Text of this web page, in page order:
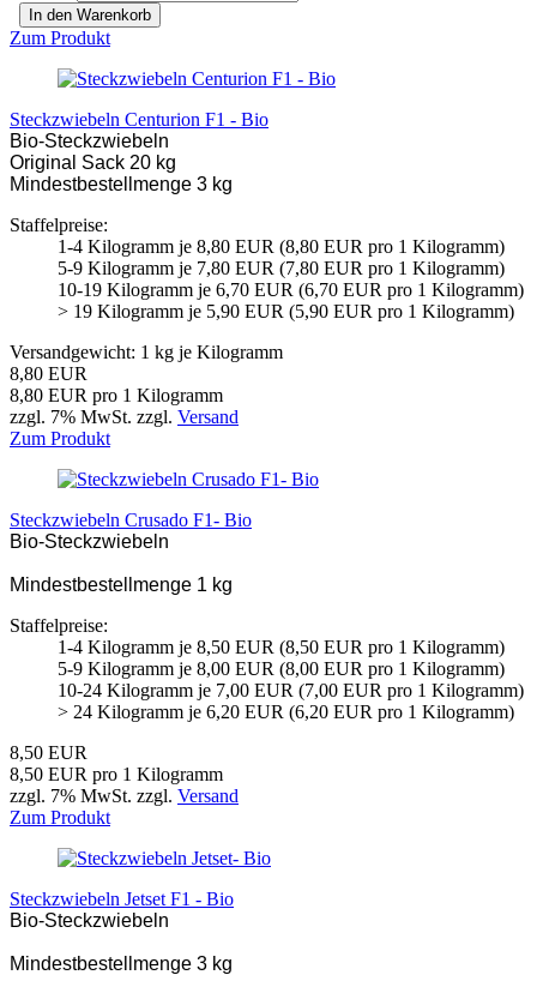
In den Warenkorb
Zum Produkt
Steckzwiebeln Centurion F1 - Bio
Bio-Steckzwiebeln
Original Sack 20 kg
Mindestbestellmenge 3 kg
Staffelpreise:
1-4 Kilogramm je 8,80 EUR (8,80 EUR pro 1 Kilogramm)
5-9 Kilogramm je 7,80 EUR (7,80 EUR pro 1 Kilogramm)
10-19 Kilogramm je 6,70 EUR (6,70 EUR pro 1 Kilogramm)
> 19 Kilogramm je 5,90 EUR (5,90 EUR pro 1 Kilogramm)
Versandgewicht: 1 kg je Kilogramm
8,80 EUR
8,80 EUR pro 1 Kilogramm
zzgl. 7% MwSt. zzgl. Versand
Zum Produkt
Steckzwiebeln Crusado F1- Bio
Bio-Steckzwiebeln
Mindestbestellmenge 1 kg
Staffelpreise:
1-4 Kilogramm je 8,50 EUR (8,50 EUR pro 1 Kilogramm)
5-9 Kilogramm je 8,00 EUR (8,00 EUR pro 1 Kilogramm)
10-24 Kilogramm je 7,00 EUR (7,00 EUR pro 1 Kilogramm)
> 24 Kilogramm je 6,20 EUR (6,20 EUR pro 1 Kilogramm)
8,50 EUR
8,50 EUR pro 1 Kilogramm
zzgl. 7% MwSt. zzgl. Versand
Zum Produkt
Steckzwiebeln Jetset F1 - Bio
Bio-Steckzwiebeln
Mindestbestellmenge 3 kg